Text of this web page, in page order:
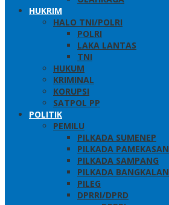
HUKRIM
HALO TNI/POLRI
POLRI
LAKA LANTAS
TNI
HUKUM
KRIMINAL
KORUPSI
SATPOL PP
POLITIK
PEMILU
PILKADA SUMENEP
PILKADA PAMEKASAN
PILKADA SAMPANG
PILKADA BANGKALAN
PILEG
DPRRI/DPRD